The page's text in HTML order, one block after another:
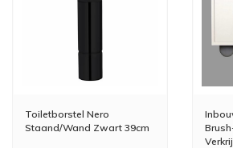
Toiletborstel Nero
Staand/Wand Zwart 39cm